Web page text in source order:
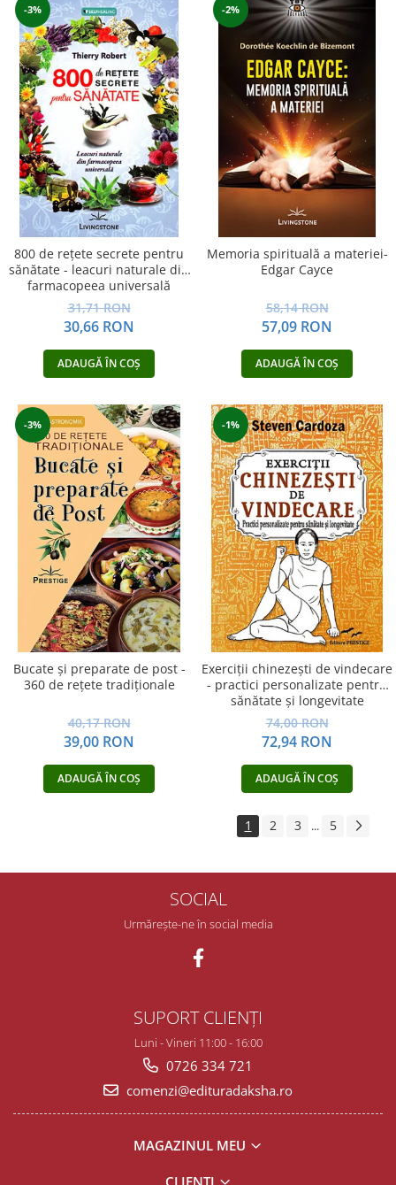
-3%
800 de reţete secrete pentru
sănătate - leacuri naturale din
farmacopeea universală
31,71 RON
30,66 RON
ADAUGĂ ÎN COȘ
-2%
Memoria spirituală a materiei-
Edgar Cayce
58,14 RON
57,09 RON
ADAUGĂ ÎN COȘ
-3%
Bucate şi preparate de post -
360 de reţete tradiţionale
40,17 RON
39,00 RON
ADAUGĂ ÎN COȘ
-1%
Exerciţii chinezeşti de vindecare
- practici personalizate pentru
sănătate şi longevitate
74,00 RON
72,94 RON
ADAUGĂ ÎN COȘ
1 2 3 ... 5
SOCIAL
Urmărește-ne în social media
SUPORT CLIENȚI
Luni - Vineri 11:00 - 16:00
0726 334 721
comenzi@edituradaksha.ro
MAGAZINUL MEU